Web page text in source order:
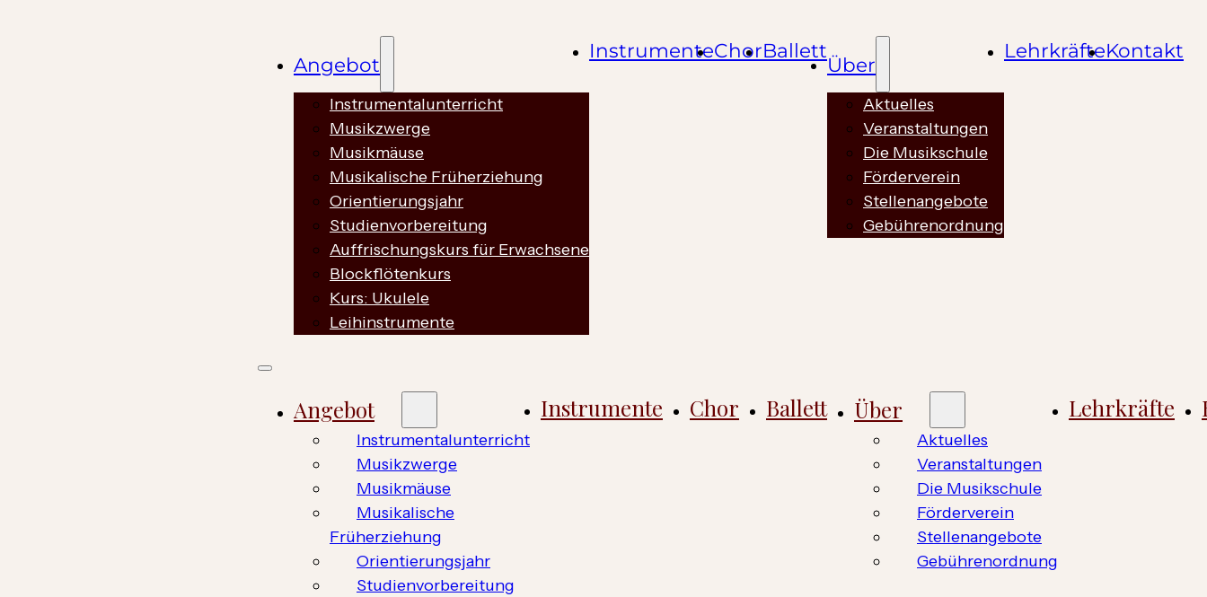
Angebot
Instrumentalunterricht
Musikzwerge
Musikmäuse
Musikalische Früherziehung
Orientierungsjahr
Studien­vorbereitung
Auffrischungskurs für Erwachsene
Blockflötenkurs
Kurs: Ukulele
Leihinstrumente
InstrumenteChorBallett
Über
Aktuelles
Veranstaltungen
Die Musikschule
Förderverein
Stellenangebote
Gebührenordnung
LehrkräfteKontakt
Angebot
Instrumentalunterricht
Musikzwerge
Musikmäuse
Musikalische
Früherziehung
Orientierungsjahr
Studien­vorbereitung
Instrumente Chor Ballett Über
Aktuelles
Veranstaltungen
Die Musikschule
Förderverein
Stellenangebote
Gebührenordnung
Lehrkräfte